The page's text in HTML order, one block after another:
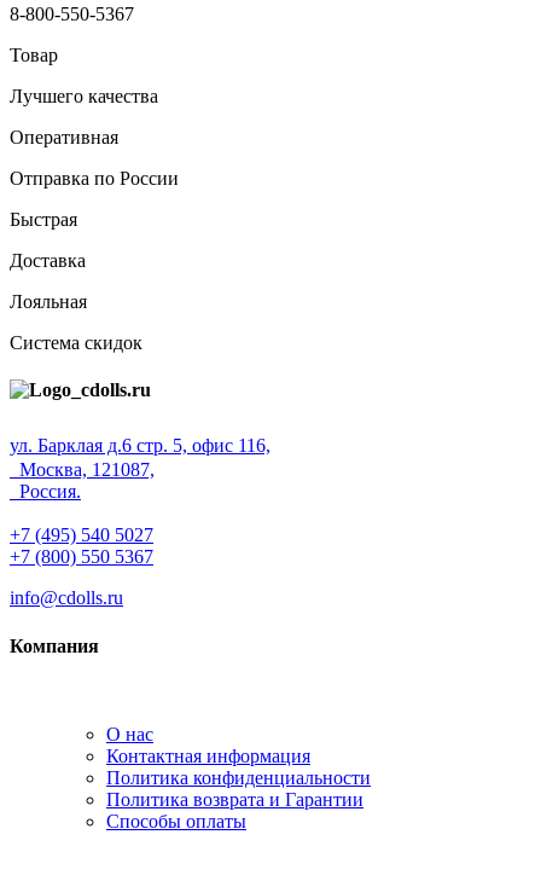
8-800-550-5367
Товар
Лучшего качества
Оперативная
Отправка по России
Быстрая
Доставка
Лояльная
Система скидок
ул. Барклая д.6 стр. 5, офис 116,
Москва, 121087,
Россия.
+7 (495) 540 5027
+7 (800) 550 5367
info@cdolls.ru
Компания
О нас
Контактная информация
Политика конфиденциальности
Политика возврата и Гарантии
Способы оплаты